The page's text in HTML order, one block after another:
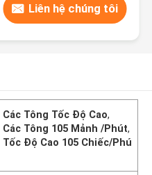
Liên hệ chúng tôi
Các Tông Tốc Độ Cao,
Các Tông 105 Mảnh /Phút,
Tốc Độ Cao 105 Chiếc/Phú